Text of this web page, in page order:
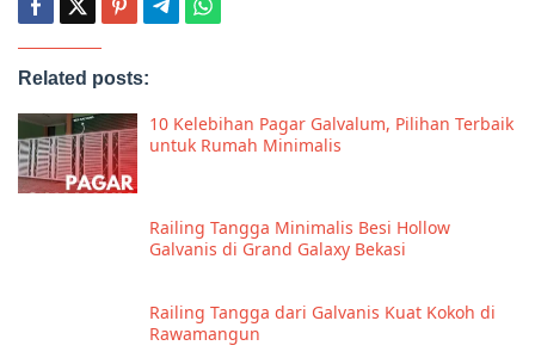
Related posts:
10 Kelebihan Pagar Galvalum, Pilihan Terbaik
untuk Rumah Minimalis
Railing Tangga Minimalis Besi Hollow
Galvanis di Grand Galaxy Bekasi
Railing Tangga dari Galvanis Kuat Kokoh di
Rawamangun